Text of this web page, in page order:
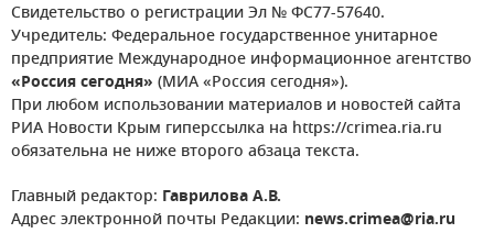
Свидетельство о регистрации Эл № ФС77-57640.
Учредитель: Федеральное государственное унитарное
предприятие Международное информационное агентство
«Россия сегодня» (МИА «Россия сегодня»).
При любом использовании материалов и новостей сайта
РИА Новости Крым гиперссылка на https://crimea.ria.ru
обязательна не ниже второго абзаца текста.
Главный редактор: Гаврилова А.В.
Адрес электронной почты Редакции: news.crimea@ria.ru